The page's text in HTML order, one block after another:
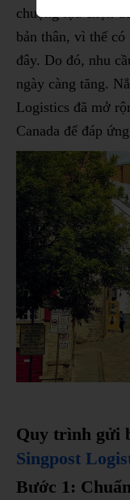
chuộng lựa chọn
bản thân, vì thế
đây. Do đó, nhu
ngày càng tăng.
Logistics đã mở
Canada để đáp
Quy trình gửi
Singpost
Bước 1: